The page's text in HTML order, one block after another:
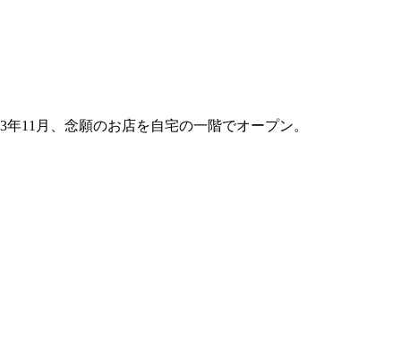
11月、念願のお店を自宅の一階でオープン。